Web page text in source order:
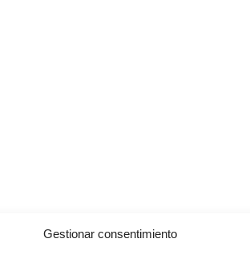
Gestionar consentimiento